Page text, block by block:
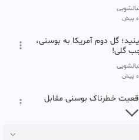
گل دوم آمریکا به بوسنی،
گلی!
خطرناک بوسنی مقابل